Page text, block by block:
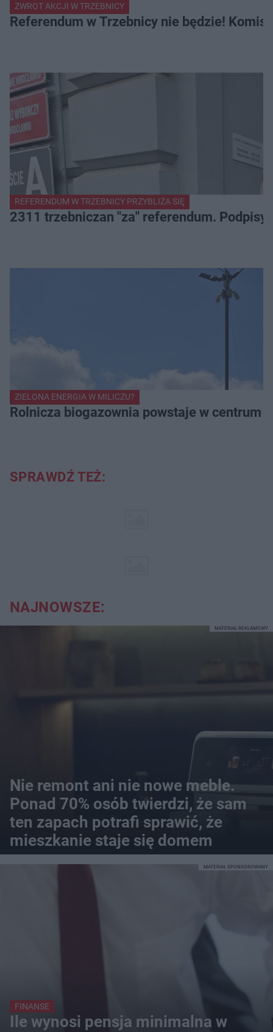
ZWROT AKCJI W TRZEBNICY
Referendum w Trzebnicy nie będzie!
REFERENDUM W TRZEBNICY PRZYBLIŻA SIĘ
2311 trzebniczan "za" referendum.
ZIELONA ENERGIA W MILICZU?
Rolnicza biogazownia powstaje w centrum
SPRAWDŹ TEŻ:
NAJNOWSZE:
Nie remont ani nie nowe meble.
Ponad 70% osób twierdzi, że sam
ten zapach potrafi sprawić, że
mieszkanie staje się domem
MATERIAŁ REKLAMOWY
FINANSE
Ile wynosi pensja minimalna w
MATERIAŁ SPONSOROWANY